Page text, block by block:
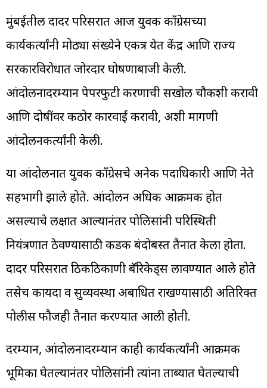
मुंबईतील दादर परिसरात आज युवक काँग्रेसच्या
कार्यकर्त्यांनी मोठ्या संख्येने एकत्र येत केंद्र आणि राज्य
सरकारविरोधात जोरदार घोषणाबाजी केली.
आंदोलनादरम्यान पेपरफुटी प्रकरणाची सखोल चौकशी करावी
आणि दोषींवर कठोर कारवाई करावी, अशी मागणी
आंदोलनकर्त्यांनी केली.
या आंदोलनात युवक काँग्रेसचे अनेक पदाधिकारी आणि नेते
सहभागी झाले होते. आंदोलन अधिक आक्रमक होत
असल्याचे लक्षात आल्यानंतर पोलिसांनी परिस्थिती
नियंत्रणात ठेवण्यासाठी कडक बंदोबस्त तैनात केला होता.
दादर परिसरात ठिकठिकाणी बॅरिकेड्स लावण्यात आले होते
तसेच कायदा व सुव्यवस्था अबाधित राखण्यासाठी अतिरिक्त
पोलीस फौजही तैनात करण्यात आली होती.
दरम्यान, आंदोलनादरम्यान काही कार्यकर्त्यांनी आक्रमक
भूमिका घेतल्यानंतर पोलिसांनी त्यांना ताब्यात घेतल्याची